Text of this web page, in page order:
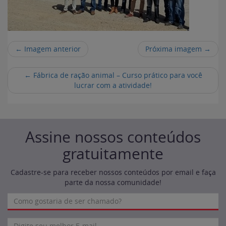
← Imagem anterior Próxima imagem →
← Fábrica de ração animal – Curso prático para você
lucrar com a atividade!
Assine nossos conteúdos
gratuitamente
Cadastre-se para receber nossos conteúdos por email e faça
parte da nossa comunidade!